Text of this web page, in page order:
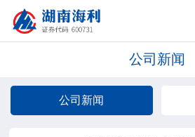
公司新闻
公司新闻